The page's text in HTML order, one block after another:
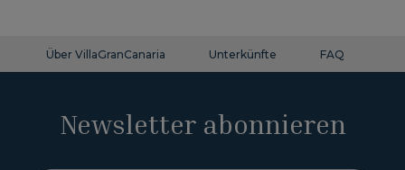
Über VillaGranCanaria Unterkünfte FAQ
Newsletter abonnieren